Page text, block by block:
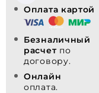
Оплата картой
Безналичный
расчет по
договору.
Онлайн
оплата.